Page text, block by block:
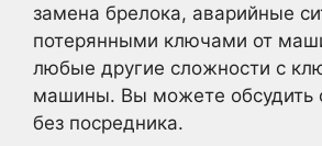
замена брелока, аварийные
потерянными ключами от
любые другие сложности с
машины. Вы можете обсудить
без посредника.